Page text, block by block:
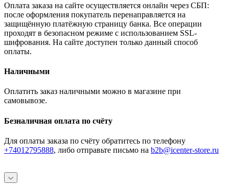
Оплата заказа на сайте осуществляется онлайн через СБП:
после оформления покупатель перенаправляется на
защищённую платёжную страницу банка. Все операции
проходят в безопасном режиме с использованием SSL-
шифрования. На сайте доступен только данный способ
оплаты.
Наличными
Оплатить заказ наличными можно в магазине при
самовывозе.
Безналичная оплата по счёту
Для оплаты заказа по счёту обратитесь по телефону
+74012795888, либо отправьте письмо на b2b@icenter-store.ru